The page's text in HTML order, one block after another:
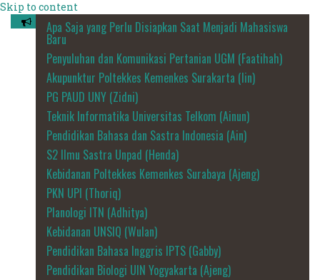
Skip to content
Apa Saja yang Perlu Disiapkan Saat Menjadi Mahasiswa
Baru
Penyuluhan dan Komunikasi Pertanian UGM (Faatihah)
Akupunktur Poltekkes Kemenkes Surakarta (Iin)
PG PAUD UNY (Zidni)
Teknik Informatika Universitas Telkom (Ainun)
Pendidikan Bahasa dan Sastra Indonesia (Ain)
S2 Ilmu Sastra Unpad (Henda)
Kebidanan Poltekkes Kemenkes Surabaya (Ajeng)
PKN UPI (Thoriq)
Planologi ITN (Adhitya)
Kebidanan UNSIQ (Wulan)
Pendidikan Bahasa Inggris IPTS (Gabby)
Pendidikan Biologi UIN Yogyakarta (Ajeng)